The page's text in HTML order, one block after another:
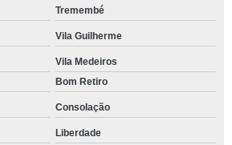
Tremembé
Vila Guilherme
Vila Medeiros
Bom Retiro
Consolação
Liberdade